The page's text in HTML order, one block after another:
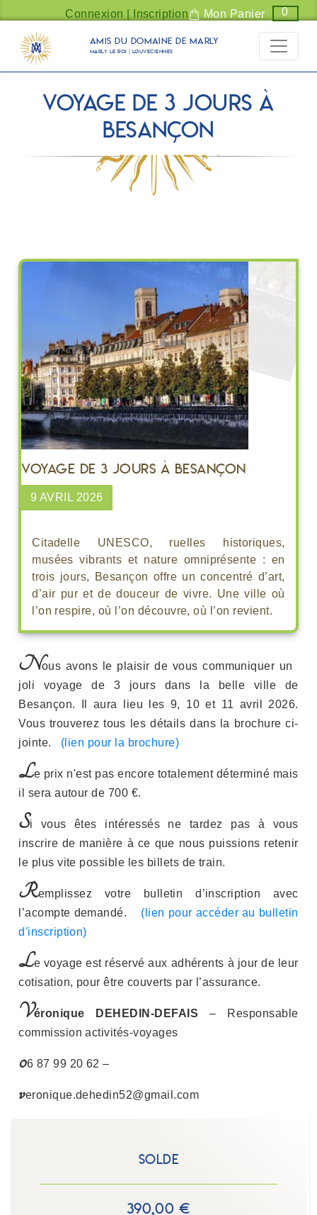
Panneau de gestion des cookies
Connexion | Inscription Mon Panier 0
Amis du Domaine de Marly
Marly Le Roi | Louveciennes
Voyage de 3 jours à
Besançon
Voyage de 3 jours à Besançon
9 AVRIL 2026
Citadelle UNESCO, ruelles historiques,
musées vibrants et nature omniprésente : en
trois jours, Besançon offre un concentré d’art,
d’air pur et de douceur de vivre. Une ville où
l’on respire, où l’on découvre, où l’on revient.
Nous avons le plaisir de vous communiquer un
joli voyage de 3 jours dans la belle ville de
Besançon. Il aura lieu les 9, 10 et 11 avril 2026.
Vous trouverez tous les détails dans la brochure ci-
jointe. (lien pour la brochure)
Le prix n'est pas encore totalement déterminé mais
il sera autour de 700 €.
Si vous êtes intéressés ne tardez pas à vous
inscrire de manière à ce que nous puissions retenir
le plus vite possible les billets de train.
Remplissez votre bulletin d’inscription avec
l’acompte demandé. (lien pour accéder au bulletin
d'inscription)
Le voyage est réservé aux adhérents à jour de leur
cotisation, pour être couverts par l’assurance.
Véronique DEHEDIN-DEFAIS – Responsable
commission activités-voyages
06 87 99 20 62 –
veronique.dehedin52@gmail.com
Solde
390,00 €